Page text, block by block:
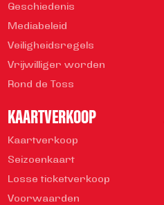
Geschiedenis
Mediabeleid
Veiligheidsregels
Vrijwilliger worden
Rond de Toss
KAARTVERKOOP
Kaartverkoop
Seizoenkaart
Losse ticketverkoop
Voorwaarden